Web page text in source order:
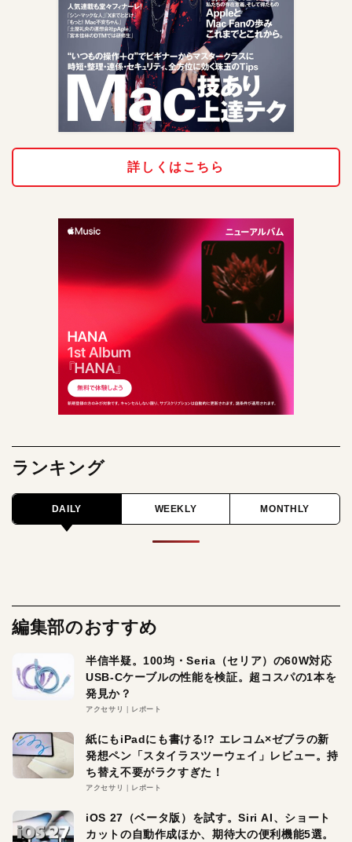
詳しくはこちら
ランキング
DAILY WEEKLY MONTHLY
編集部のおすすめ
半信半疑。100均・Seria（セリア）の60W対応
USB-Cケーブルの性能を検証。超コスパの1本を
発見か？
アクセサリ レポート
紙にもiPadにも書ける!? エレコム×ゼブラの新
発想ペン「スタイラスツーウェイ」レビュー。持
ち替え不要がラクすぎた！
アクセサリ レポート
iOS 27（ベータ版）を試す。Siri AI、ショート
カットの自動作成ほか、期待大の便利機能5選。